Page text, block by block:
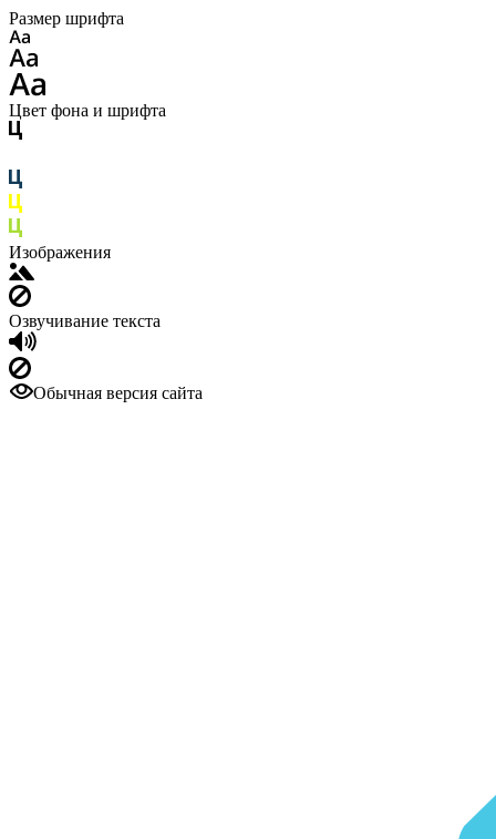
Размер шрифта
Цвет фона и шрифта
Изображения
Озвучивание текста
Обычная версия сайта